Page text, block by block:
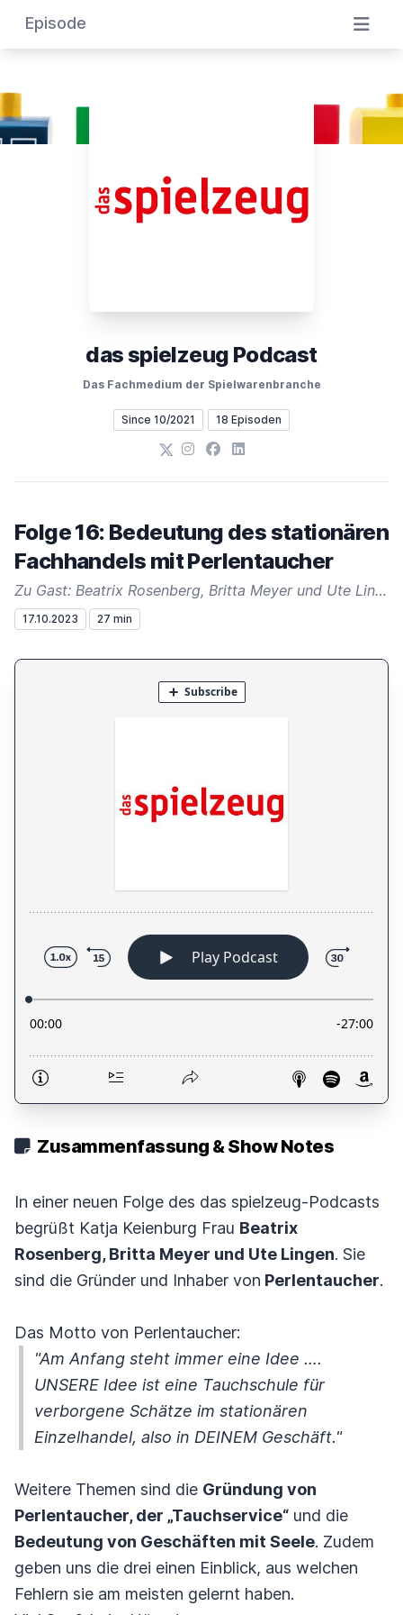
Episode
das spielzeug Podcast
Das Fachmedium der Spielwarenbranche
Since 10/2021 18 Episoden
X Instagram
Facebook
LinkedIn
Folge 16: Bedeutung des stationären
Fachhandels mit Perlentaucher
Zu Gast: Beatrix Rosenberg, Britta Meyer und Ute Lingen
17.10.2023 27 min
Zusammenfassung & Show Notes
In einer neuen Folge des das spielzeug-Podcasts
begrüßt Katja Keienburg Frau Beatrix
Rosenberg, Britta Meyer und Ute Lingen. Sie
sind die Gründer und Inhaber von Perlentaucher.
Das Motto von Perlentaucher:
"Am Anfang steht immer eine Idee ….
UNSERE Idee ist eine Tauchschule für
verborgene Schätze im stationären
Einzelhandel, also in DEINEM Geschäft."
Weitere Themen sind die Gründung von
Perlentaucher, der „Tauchservice“ und die
Bedeutung von Geschäften mit Seele. Zudem
geben uns die drei einen Einblick, aus welchen
Fehlern sie am meisten gelernt haben.